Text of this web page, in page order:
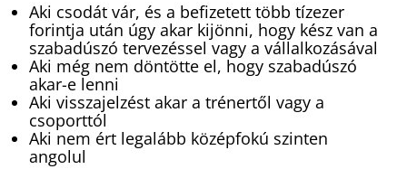
Aki csodát vár, és a befizetett több tízezer
forintja után úgy akar kijönni, hogy kész van a
szabadúszó tervezéssel vagy a vállalkozásával
Aki még nem döntötte el, hogy szabadúszó
akar-e lenni
Aki visszajelzést akar a trénertől vagy a
csoporttól
Aki nem ért legalább középfokú szinten
angolul